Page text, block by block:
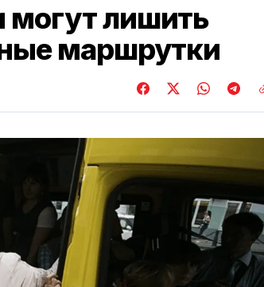
могут лишить
маршрутки